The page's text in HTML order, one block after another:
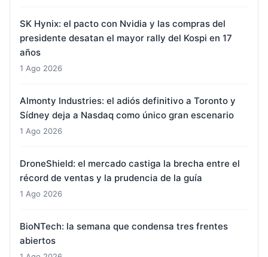
SK Hynix: el pacto con Nvidia y las compras del
presidente desatan el mayor rally del Kospi en 17
años
1 Ago 2026
Almonty Industries: el adiós definitivo a Toronto y
Sídney deja a Nasdaq como único gran escenario
1 Ago 2026
DroneShield: el mercado castiga la brecha entre el
récord de ventas y la prudencia de la guía
1 Ago 2026
BioNTech: la semana que condensa tres frentes
abiertos